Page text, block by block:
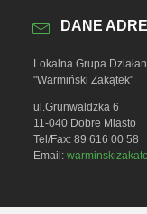
DANE
Lokalna Grupa
"Warmiński Zakątek"
ul.Grunwaldzka 6
11-040 Dobre Miasto
Tel/Fax: 89 616 00 58
Email: